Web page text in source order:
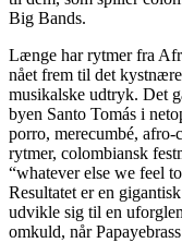
Big Bands.
Længe har rytmer fra
nået frem til det
musikalske udtryk. Det
byen Santo Tomás i
porro, merecumbé,
rytmer, colombiansk
“whatever else we feel
Resultatet er en
udvikle sig til en
omkuld, når